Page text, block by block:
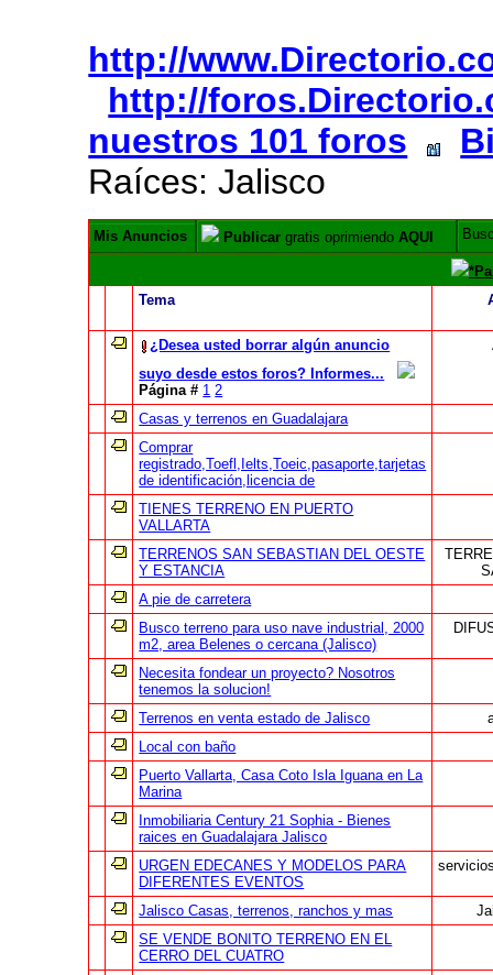
http://
http://
nuestros 101 foros
Raíces: Jalisco
Mis Anuncios Publicar gratis oprimiendoAQUI
Tema
¿Desea usted borrar algún anuncio
suyo desde estos foros? Informes...
Página # 1 2
Casas y terrenos en Guadalajara
Comprar
registrado,Toefl,Ielts,Toeic,pasaporte,tarjetas
de identificación,licencia de
TIENES TERRENO EN PUERTO
VALLARTA
TERRENOS SAN SEBASTIAN DEL OESTE
Y ESTANCIA
A pie de carretera
Busco terreno para uso nave industrial, 2000
m2, area Belenes o cercana (Jalisco)
Necesita fondear un proyecto? Nosotros
tenemos la solucion!
Terrenos en venta estado de Jalisco
Local con baño
Puerto Vallarta, Casa Coto Isla Iguana en La
Marina
Inmobiliaria Century 21 Sophia - Bienes
raices en Guadalajara Jalisco
URGEN EDECANES Y MODELOS PARA
DIFERENTES EVENTOS
Jalisco Casas, terrenos, ranchos y mas
SE VENDE BONITO TERRENO EN EL
CERRO DEL CUATRO